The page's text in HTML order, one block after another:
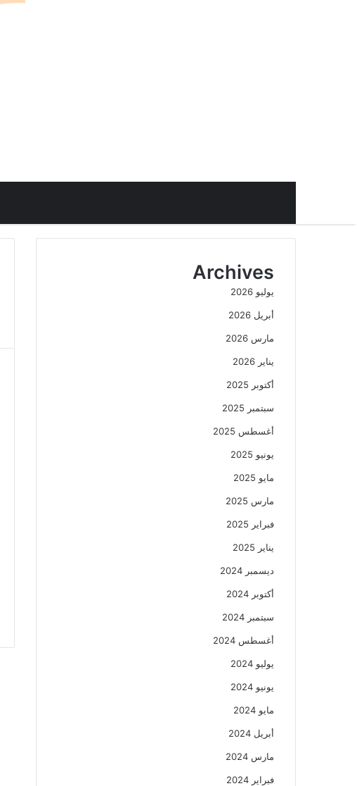
Archives
يوليو 2026
أبريل 2026
مارس 2026
يناير 2026
أكتوبر 2025
سبتمبر 2025
أغسطس 2025
يونيو 2025
مايو 2025
مارس 2025
فبراير 2025
يناير 2025
ديسمبر 2024
أكتوبر 2024
سبتمبر 2024
أغسطس 2024
يوليو 2024
يونيو 2024
مايو 2024
أبريل 2024
مارس 2024
فبراير 2024